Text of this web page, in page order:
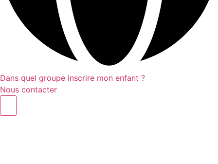
Dans quel groupe inscrire mon enfant ?
Nous contacter